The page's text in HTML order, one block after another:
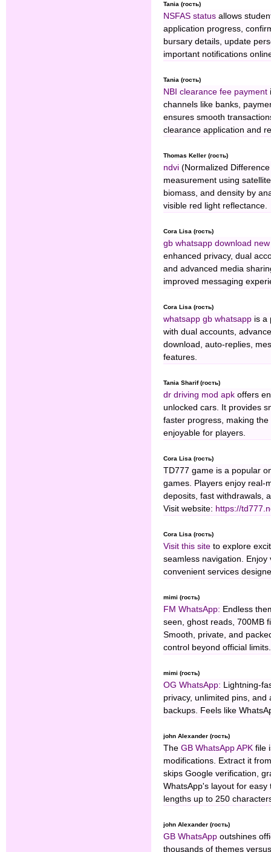
Tania (гость)
NSFAS status allows
application progress,
bursary details, update
important notifications
Tania (гость)
NBI clearance fee payment
channels like banks,
ensures smooth
clearance application and
Thomas Keller (гость)
ndvi (Normalized
measurement using
biomass, and density by
visible red light reflectance.
Cora Lisa (гость)
gb whatsapp download
enhanced privacy, dual
and advanced media
improved messaging
Cora Lisa (гость)
whatsapp gb whatsapp is a
with dual accounts,
download, auto-replies,
features.
Tania Sharif (гость)
dr driving mod apk offers
unlocked cars. It provides
faster progress, making
enjoyable for players.
Cora Lisa (гость)
TD777 game is a popular
games. Players enjoy real-
deposits, fast withdrawals,
Visit website: https://
Cora Lisa (гость)
Visit this site to explore
seamless navigation.
convenient services
mimi (гость)
FM WhatsApp: Endless
seen, ghost reads, 700MB
Smooth, private, and
control beyond official limits.
mimi (гость)
OG WhatsApp: Lightning-
privacy, unlimited pins,
backups. Feels like
john Alexander (гость)
The GB WhatsApp APK file
modifications. Extract it
skips Google verification,
WhatsApp's layout for
lengths up to 250
john Alexander (гость)
GB WhatsApp outshines
thousands of themes